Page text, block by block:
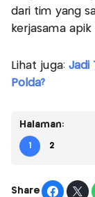
dari tim yang
kerjasama
Lihat juga: Jadi
Polda?
Halaman:
1 2
Share